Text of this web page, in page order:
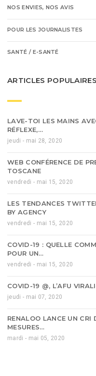
NOS ENVIES, NOS AVIS
POUR LES JOURNALISTES
SANTÉ / E-SANTÉ
ARTICLES POPULAIRES
LAVE-TOI LES MAINS
RÉFLEXE,…
jeudi - mai 28, 2020
WEB CONFÉRENCE DE
TOSCANE
vendredi - mai 15, 2020
LES TENDANCES
BY AGENCY
vendredi - mai 15, 2020
COVID-19 : QUELLE
POUR UN…
vendredi - mai 15, 2020
COVID-19 @, L’AFU
jeudi - mai 07, 2020
RENALOO LANCE UN CRI
MESURES…
mardi - mai 05, 2020